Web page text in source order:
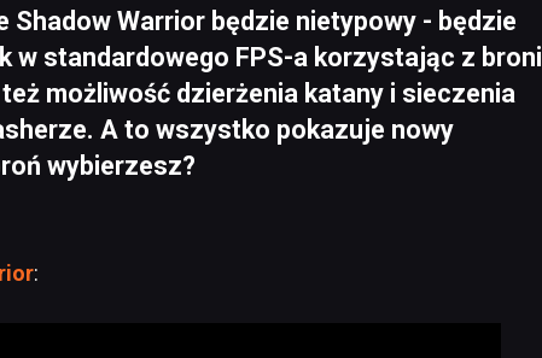
Shadow Warrior będzie nietypowy - będzie
w standardowego FPS-a korzystając z broni
możliwość dzierżenia katany i sieczenia
A to wszystko pokazuje nowy
wybierzesz?
: